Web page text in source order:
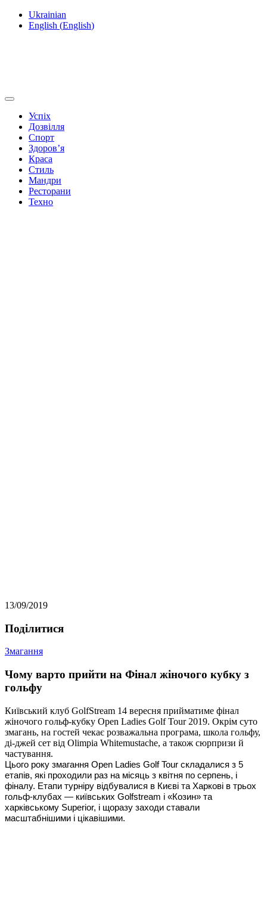
Ukrainian
English (English)
Успіх
Дозвілля
Спорт
Здоров’я
Краса
Стиль
Мандри
Ресторани
Техно
13/09/2019
Подiлитися
Змагання
Чому варто прийти на Фінал жіночого кубку з
гольфу
Київський клуб GolfStream 14 вересня прийматиме фінал
жіночого гольф-кубку Open Ladies Golf Tour 2019. Окрім суто
змагань, на гостей чекає розважальна програма, школа гольфу,
ді-джей сет від Olimpia Whitemustache, а також сюрпризи й
частування.
Цього року змагання Open Ladies Golf Tour складалися з 5
етапів, які проходили раз на місяць з квітня по серпень, і
фіналу. Етапи турніру відбувалися в Києві та Харкові в трьох
гольф-клубах — київських Golfstream і «Козин» та
харківському Superior, і щоразу заходи ставали
масштабнішими і цікавішими.